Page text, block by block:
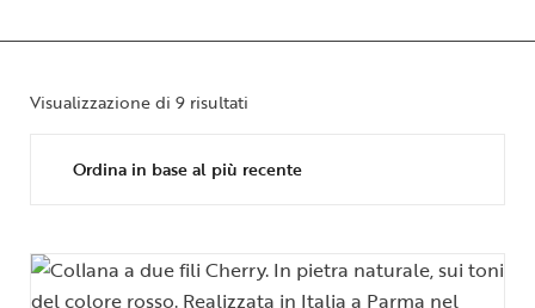
Visualizzazione di 9 risultati